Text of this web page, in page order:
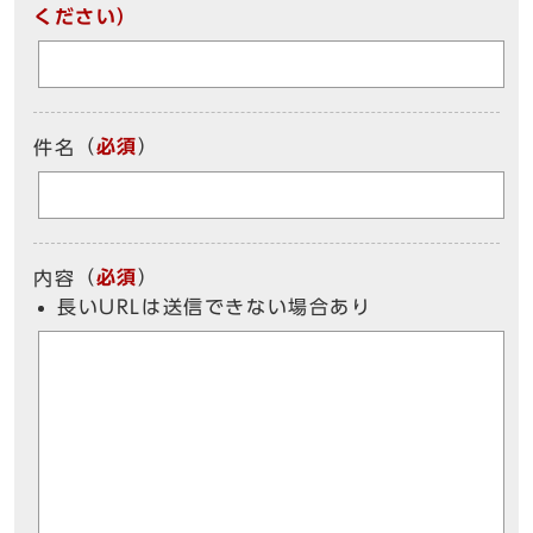
ください）
件名 （必須）
内容 （必須）
長いURLは送信できない場合あり